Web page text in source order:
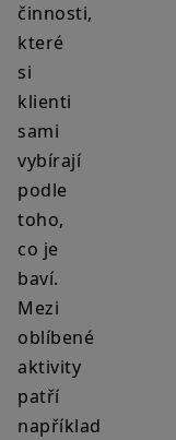
činnosti,
které
si
klienti
sami
vybírají
podle
toho,
co je
baví.
Mezi
oblíbené
aktivity
patří
například